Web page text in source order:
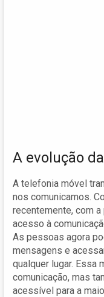
A evolução
A telefonia móvel
nos comunicamos.
recentemente, com
acesso à
As pessoas agora
mensagens e
qualquer lugar. Essa
comunicação, mas
acessível para a